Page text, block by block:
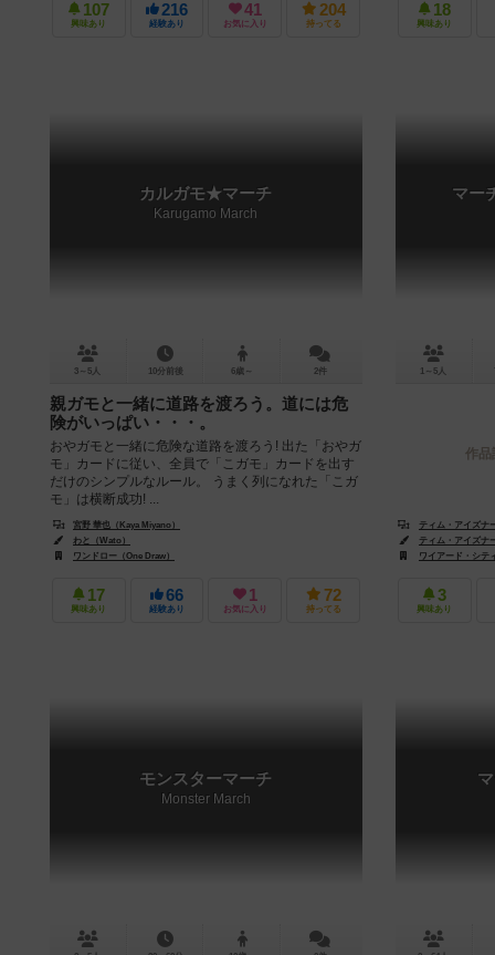
107
興味あり
216
経験あり
41
お気に入り
204
持ってる
18
興味あり
カルガモ★マーチ
Karugamo March
3～5人 10分前後 6歳～ 2件
親ガモと一緒に道路を渡ろう。道には危
険がいっぱい・・・。
おやガモと一緒に危険な道路を渡ろう! 出た「おやガ
モ」カードに従い、全員で「こガモ」カードを出す
だけのシンプルなルール。 うまく列になれた「こガ
モ」は横断成功! ...
宮野 華也（Kaya Miyano）
わと（Wato）
ワンドロー（One Draw）
17
興味あり
66
経験あり
1
お気に入り
72
持ってる
マー
1～5人
作品
ティム・アイズナ
ティム・アイズナ
ワイアード・シテ
3
興味あり
モンスターマーチ
Monster March